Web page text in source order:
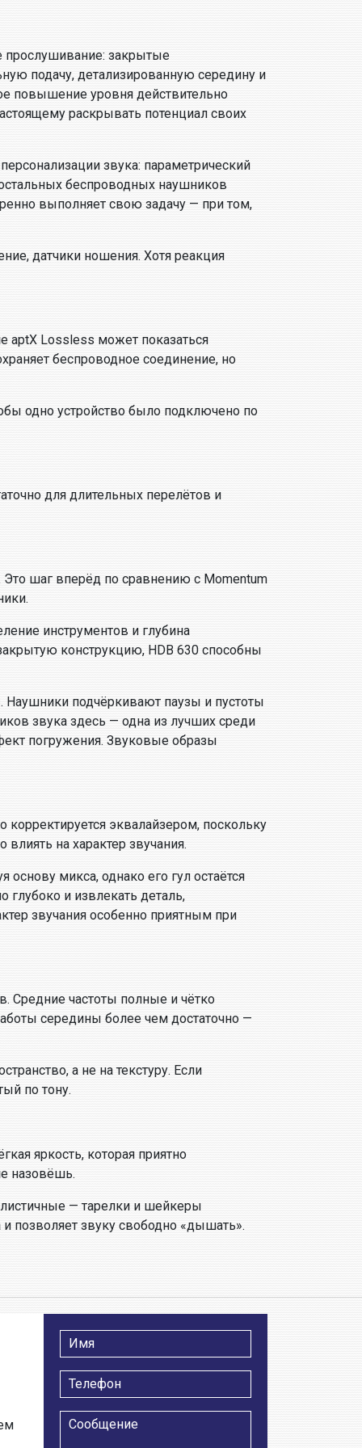
прослушивание: закрытые
подачу, детализированную середину и
повышение уровня действительно
раскрывать потенциал своих
звука: параметрический
беспроводных наушников
выполняет свою задачу — при том,
датчики ношения. Хотя реакция
aptX Lossless может показаться
беспроводное соединение, но
одно устройство было подключено по
для длительных перелётов и
шаг вперёд по сравнению с Momentum
инструментов и глубина
конструкцию, HDB 630 способны
Наушники подчёркивают паузы и пустоты
звука здесь — одна из лучших среди
погружения. Звуковые образы
эквалайзером, поскольку
на характер звучания.
микса, однако его гул остаётся
глубоко и извлекать деталь,
звучания особенно приятным при
Средние частоты полные и чётко
середины более чем достаточно —
а не на текстуру. Если
по тону.
яркость, которая приятно
назовёшь.
— тарелки и шейкеры
позволяет звуку свободно «дышать».